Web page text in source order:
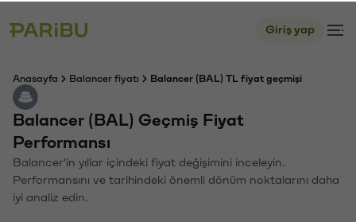
Giriş yap
Anasayfa Balancer fiyatı Balancer (BAL) TL fiyat geçmişi
Balancer (BAL) Geçmiş Fiyat
Performansı
Balancer'in yıllar içindeki fiyat değişimini inceleyin.
Performansını ve tarihindeki önemli dönüm noktalarını daha
iyi analiz edin.